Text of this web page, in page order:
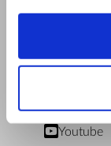
Pristatymo
Facebook
Youtube